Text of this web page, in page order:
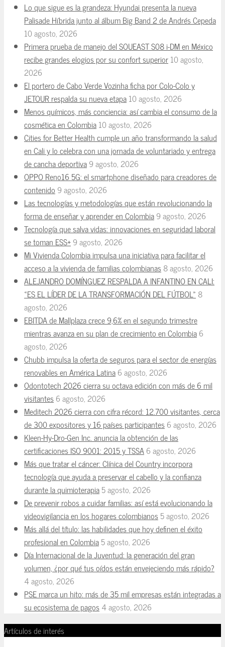
Lo que sigue es la grandeza: Hyundai presenta la nueva
Palisade Híbrida junto al álbum Big Band 2 de Andrés Cepeda
10 agosto, 2026
Primera prueba de manejo del SOUEAST S08 i-DM en México
recibe grandes elogios por su confort superior10 agosto,
2026
El portero de Cabo Verde Vozinha ficha por Colo-Colo y
JETOUR respalda su nueva etapa10 agosto, 2026
Menos químicos, más conciencia: así cambia el consumo de la
cosmética en Colombia10 agosto, 2026
Cities for Better Health cumple un año transformando la salud
en Cali y lo celebra con una jornada de voluntariado y entrega
de cancha deportiva9 agosto, 2026
OPPO Reno16 5G: el smartphone diseñado para creadores de
contenido 9 agosto, 2026
Las tecnologías y metodologías que están revolucionando la
forma de enseñar y aprender en Colombia9 agosto, 2026
Tecnología que salva vidas: innovaciones en seguridad laboral
se toman ESS+9 agosto, 2026
Mi Vivienda Colombia impulsa una iniciativa para facilitar el
acceso a la vivienda de familias colombianas8 agosto, 2026
ALEJANDRO DOMÍNGUEZ RESPALDA A INFANTINO EN CALI:
«ES EL LÍDER DE LA TRANSFORMACIÓN DEL FÚTBOL» 8
agosto, 2026
EBITDA de Mallplaza crece 9,6% en el segundo trimestre
mientras avanza en su plan de crecimiento en Colombia6
agosto, 2026
Chubb impulsa la oferta de seguros para el sector de energías
renovables en América Latina6 agosto, 2026
Odontotech 2026 cierra su octava edición con más de 6 mil
visitantes6 agosto, 2026
Meditech 2026 cierra con cifra récord: 12.700 visitantes, cerca
de 300 expositores y 16 países participantes6 agosto, 2026
Kleen-Hy-Dro-Gen Inc. anuncia la obtención de las
certificaciones ISO 9001: 2015 y TSSA6 agosto, 2026
Más que tratar el cáncer: Clínica del Country incorpora
tecnología que ayuda a preservar el cabello y la confianza
durante la quimioterapia5 agosto, 2026
De prevenir robos a cuidar familias: así está evolucionando la
videovigilancia en los hogares colombianos5 agosto, 2026
Más allá del título: las habilidades que hoy definen el éxito
profesional en Colombia5 agosto, 2026
Día Internacional de la Juventud: la generación del gran
volumen, ¿por qué tus oídos están envejeciendo más rápido?
4 agosto, 2026
PSE marca un hito: más de 35 mil empresas están integradas a
su ecosistema de pagos4 agosto, 2026
Artículos de interés